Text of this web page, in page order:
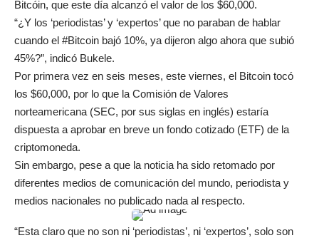
Bitcóin, que este día alcanzó el valor de los $60,000.
“¿Y los ‘periodistas’ y ‘expertos’ que no paraban de hablar
cuando el #Bitcoin bajó 10%, ya dijeron algo ahora que subió
45%?”, indicó Bukele.
Por primera vez en seis meses, este viernes, el Bitcoin tocó
los $60,000, por lo que la Comisión de Valores
norteamericana (SEC, por sus siglas en inglés) estaría
dispuesta a aprobar en breve un fondo cotizado (ETF) de la
criptomoneda.
Sin embargo, pese a que la noticia ha sido retomado por
diferentes medios de comunicación del mundo, periodista y
medios nacionales no publicado nada al respecto.
“Esta claro que no son ni ‘periodistas’, ni ‘expertos’, solo son